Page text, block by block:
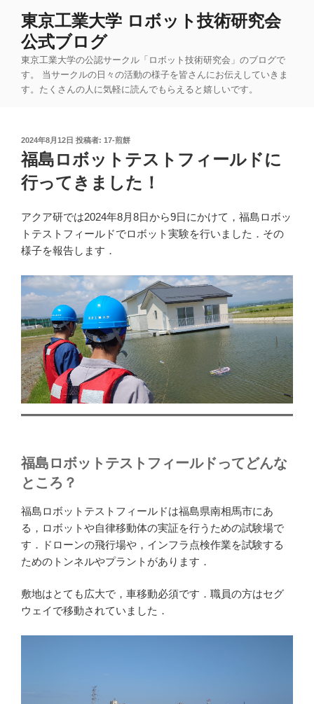
東京工業大学 ロボット技術研究会
公式ブログ
東京工業大学の公認サークル「ロボット技術研究会」のブログで
す。 当サークルの日々の活動の様子を皆さんにお伝えしていきま
す。たくさんの人に気軽に読んでもらえると嬉しいです。
投
稿
日:
2024年8月12日 投稿者: 17-煎餅
福島ロボットテストフィールドに
行ってきました！
アクア研では2024年8月8日から9日にかけて，福島ロボッ
トテストフィールドでロボット実験を行いました．その
様子を報告します．
福島ロボットテストフィールドってどんな
ところ？
福島ロボットテストフィールドは福島県南相馬市にあ
る，ロボットや自律移動体の実証を行うための試験場で
す．ドローンの飛行場や，インフラ点検作業を試験する
ためのトンネルやプラントがあります．
敷地はとても広大で，車移動必須です．職員の方はセグ
ウェイで移動されていました．